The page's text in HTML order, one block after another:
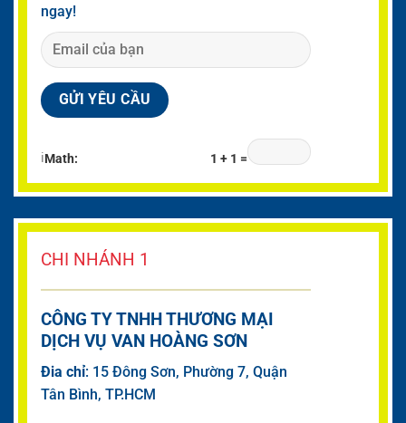
ngay!
ℹMath: 1 + 1 =
CHI NHÁNH 1
CÔNG TY TNHH THƯƠNG MẠI
DỊCH VỤ VAN HOÀNG SƠN
Đia chỉ: 15 Đông Sơn, Phường 7, Quận
Tân Bình, TP.HCM